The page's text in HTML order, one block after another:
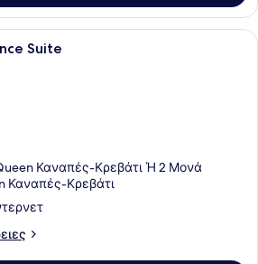
Ένα δωμάτιο ξενοδοχείου με ένα
Suite
Καναπές-Κρεβάτι Ή 2 Μονά
Καναπές-Κρεβάτι